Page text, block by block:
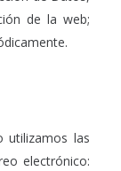
de la web;
utilizamos las
electrónico: